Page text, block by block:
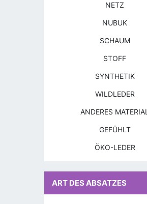
NETZ
NUBUK
SCHAUM
STOFF
SYNTHETIK
WILDLEDER
ANDERES MATERIAL
GEFÜHLT
ÖKO-LEDER
ART DES ABSATZES